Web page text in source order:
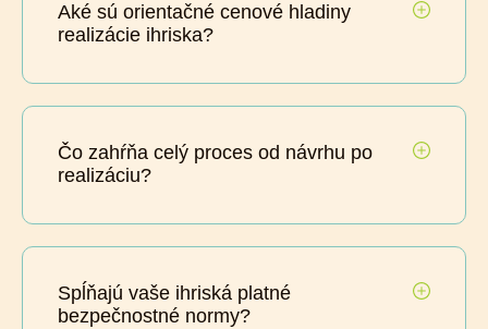
Aké sú orientačné cenové hladiny
realizácie ihriska?
Čo zahŕňa celý proces od návrhu po
realizáciu?
Spĺňajú vaše ihriská platné
bezpečnostné normy?